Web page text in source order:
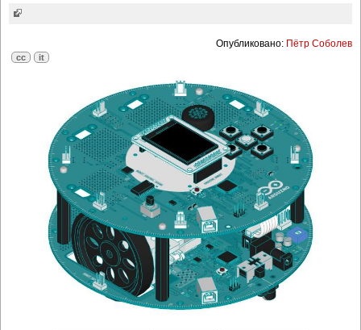
Опубликовано: Пётр Соболев
cc it